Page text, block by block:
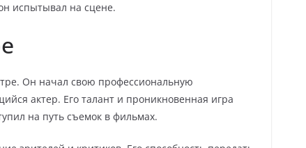
испытывал на сцене.
Он начал свою профессиональную
актер. Его талант и проникновенная игра
на путь съемок в фильмах.